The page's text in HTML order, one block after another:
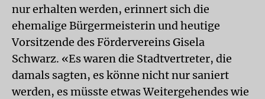
nur erhalten werden, erinnert sich die
ehemalige Bürgermeisterin und heutige
Vorsitzende des Fördervereins Gisela
Schwarz. «Es waren die Stadtvertreter, die
damals sagten, es könne nicht nur saniert
werden, es müsste etwas Weitergehendes wie